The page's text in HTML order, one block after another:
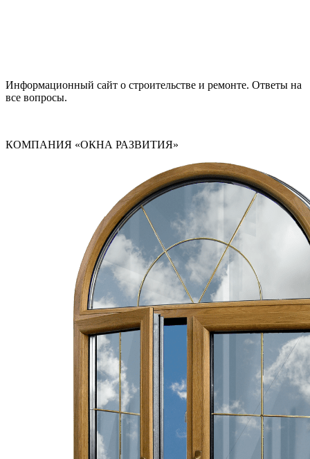
Информационный сайт о строительстве и ремонте. Ответы на
все вопросы.
КОМПАНИЯ «ОКНА РАЗВИТИЯ»